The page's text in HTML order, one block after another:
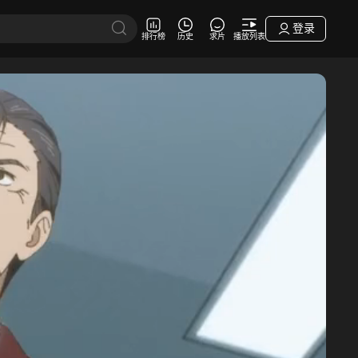
排行榜 历史 求片 播放列表
登录